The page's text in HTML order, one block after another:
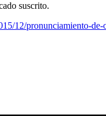
suscrito.
12/pronunciamiento-